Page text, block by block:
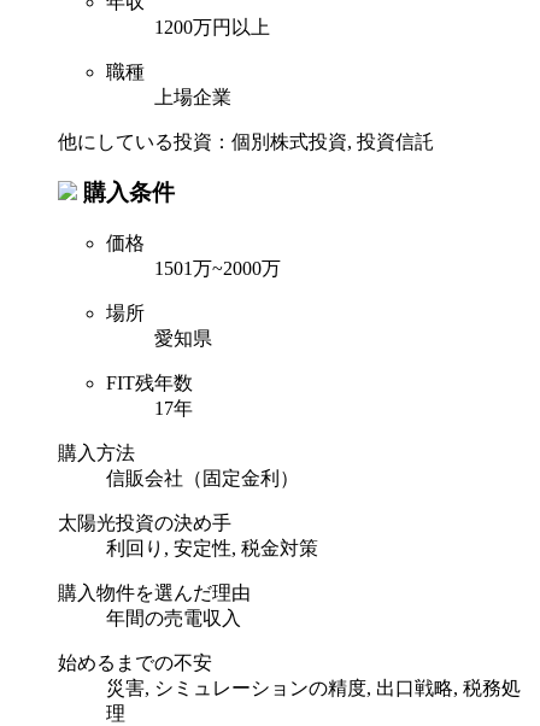
1200万円以上
職種
上場企業
他にしている投資：個別株式投資, 投資信託
購入条件
価格
1501万~2000万
場所
愛知県
FIT残年数
17年
購入方法
信販会社（固定金利）
太陽光投資の決め手
利回り, 安定性, 税金対策
購入物件を選んだ理由
年間の売電収入
始めるまでの不安
災害, シミュレーションの精度, 出口戦略, 税務処
理